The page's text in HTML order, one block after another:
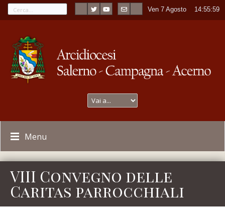
Ven 7 Agosto 14:55:59
Menu
VIII Convegno delle
Caritas parrocchiali